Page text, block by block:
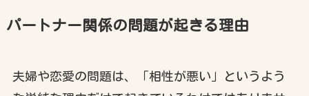
パートナー関係の問題が起きる理由
夫婦や恋愛の問題は、「相性が悪い」というよう